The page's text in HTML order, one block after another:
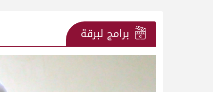
برامج لبرقة